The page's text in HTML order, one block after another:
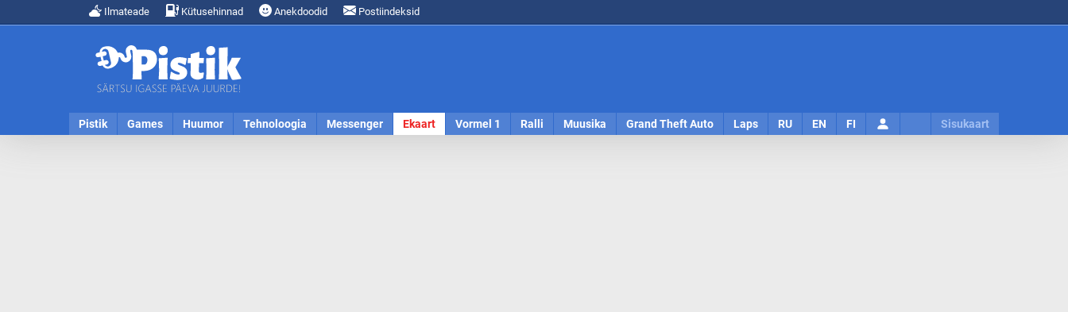
Ilmateade Kütusehinnad Anekdoodid Postiindeksid
Pistik Games Huumor Tehnoloogia Messenger Ekaart Vormel 1 Ralli Muusika Grand Theft Auto Laps RU EN FI Sisukaart